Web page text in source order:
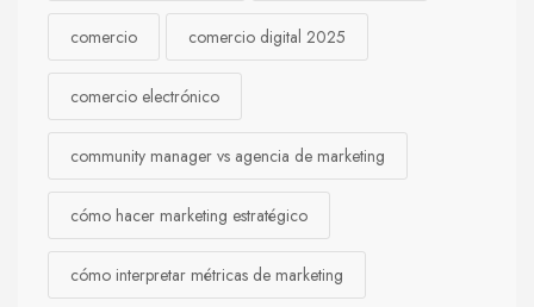
comercio comercio digital 2025
comercio electrónico
community manager vs agencia de marketing
cómo hacer marketing estratégico
cómo interpretar métricas de marketing